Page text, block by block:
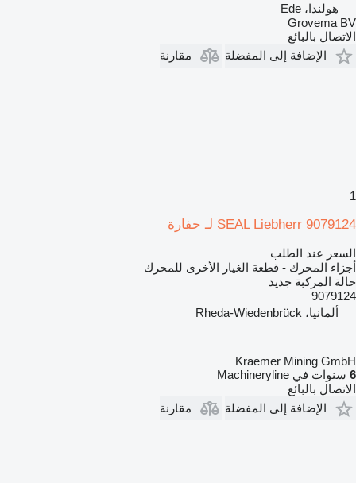
هولندا، Ede
Grovema BV
الاتصال بالبائع
الإضافة إلى المفضلة
مقارنة
1
SEAL Liebherr 9079124 لـ حفارة
السعر عند الطلب
أجزاء المحرك - قطعة الغيار الأخرى للمحرك
حالة المركبة جديد
9079124
ألمانيا، Rheda-Wiedenbrück
Kraemer Mining GmbH
6 سنوات في Machineryline
الاتصال بالبائع
الإضافة إلى المفضلة
مقارنة